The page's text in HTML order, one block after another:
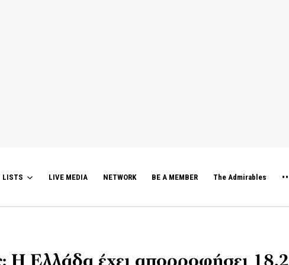
LISTS LIVE MEDIA NETWORK BE A MEMBER The Admirables